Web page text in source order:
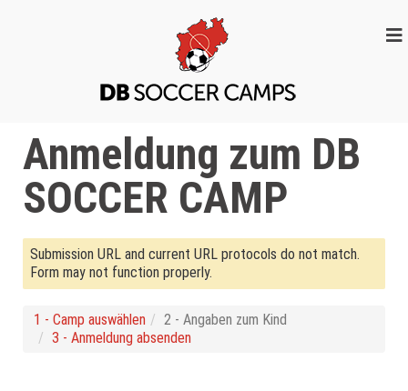
Anmeldung zum DB
SOCCER CAMP
Submission URL and current URL protocols do not match.
Form may not function properly.
1 - Camp auswählen
2 - Angaben zum Kind
3 - Anmeldung absenden